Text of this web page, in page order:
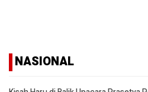
NASIONAL